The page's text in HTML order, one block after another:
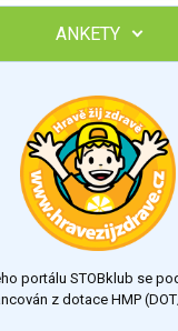
lektorky a skupiny v
Najděte si
ANKETY
portálu STOBklub se
z dotace HMP